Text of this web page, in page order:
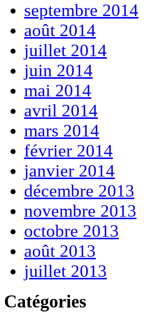
septembre 2014
août 2014
juillet 2014
juin 2014
mai 2014
avril 2014
mars 2014
février 2014
janvier 2014
décembre 2013
novembre 2013
octobre 2013
août 2013
juillet 2013
Catégories